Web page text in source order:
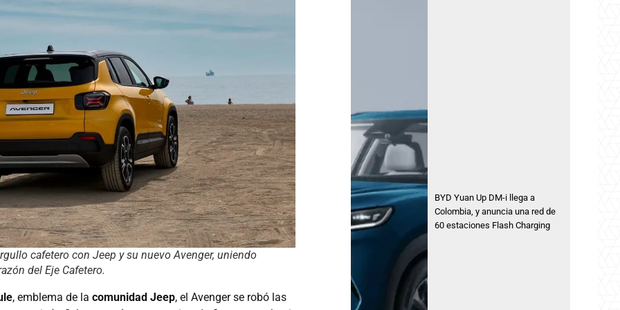
cafetero con Jeep y su nuevo Avenger, uniendo
del Eje Cafetero.
, emblema de la comunidad Jeep, el Avenger se robó las
BYD Yuan Up DM-i llega a
Colombia, y anuncia una red de
60 estaciones Flash Charging